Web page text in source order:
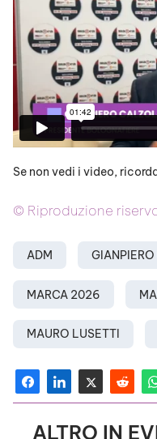
Se non vedi i video,
© Riproduzione
ADM
MARCA 2026
MAURO LUSETTI
ALTRO IN